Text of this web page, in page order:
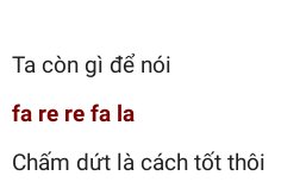
Ta còn gì để nói
fa re re fa la
Chấm dứt là cách tốt thôi